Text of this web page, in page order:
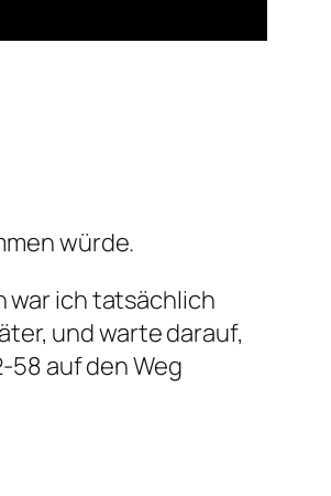
würde.
war ich tatsächlich
und warte darauf,
58 auf den Weg